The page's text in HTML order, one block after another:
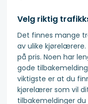
Velg riktig
Det finnes mange
av ulike kjørelærere.
på pris. Noen har
gode
viktigste er at du
kjørelærer som vil
tilbakemeldinger